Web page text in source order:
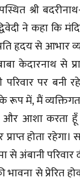
श्री
ने कहा कि
हृदय से आभार
केदारनाथ से
पर बनी
रूप में, मैं
और आशा करता हूँ
होता रहेगा।
से अंबानी
से प्रेरित